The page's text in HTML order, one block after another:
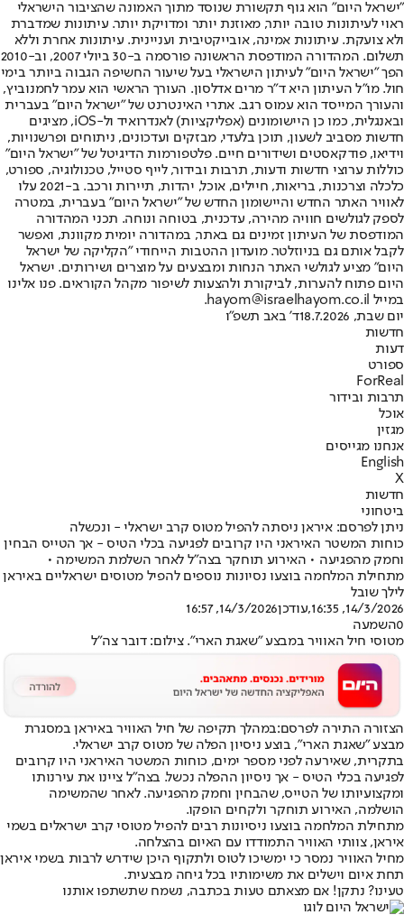
"ישראל היום" הוא גוף תקשורת שנוסד מתוך האמונה שהציבור הישראלי
ראוי לעיתונות טובה יותר, מאוזנת יותר ומדויקת יותר. עיתונות שמדברת
ולא צועקת. עיתונות אמינה, אובייקטיבית ועניינית. עיתונות אחרת וללא
תשלום. המהדורה המודפסת הראשונה פורסמה ב-30 ביולי 2007, וב-2010
הפך "ישראל היום" לעיתון הישראלי בעל שיעור החשיפה הגבוה ביותר בימי
חול. מו"ל העיתון היא ד"ר מרים אדלסון. העורך הראשי הוא עמר לחמנוביץ,
והעורך המייסד הוא עמוס רגב. אתרי האינטרנט של "ישראל היום" בעברית
ובאנגלית, כמו כן היישומונים (אפליקציות) לאנדרואיד ול-iOS, מציגים
חדשות מסביב לשעון, תוכן בלעדי, מבזקים ועדכונים, ניתוחים ופרשנויות,
וידיאו, פודקאסטים ושידורים חיים. פלטפורמות הדיגיטל של "ישראל היום"
כוללות ערוצי חדשות ודעות, תרבות ובידור, לייף סטייל, טכנולוגיה, ספורט,
כלכלה וצרכנות, בריאות, חיילים, אוכל, יהדות, תיירות ורכב. ב-2021 עלו
לאוויר האתר החדש והיישומון החדש של "ישראל היום" בעברית, במטרה
לספק לגולשים חוויה מהירה, עדכנית, בטוחה ונוחה. תכני המהדורה
המודפסת של העיתון זמינים גם באתר, במהדורה יומית מקוונת, ואפשר
לקבל אותם גם בניוזלטר. מועדון ההטבות הייחודי "הקליקה של ישראל
היום" מציע לגולשי האתר הנחות ומבצעים על מוצרים ושירותים. ישראל
היום פתוח להערות, לביקורת ולהצעות לשיפור מקהל הקוראים. פנו אלינו
במייל hayom@israelhayom.co.il.
יום שבת, 18.7.2026
ד' באב תשפ"ו
חדשות
דעות
ספורט
ForReal
תרבות ובידור
אוכל
מגזין
אנחנו מגייסים
English
X
חדשות
ביטחוני
ניתן לפרסם: איראן ניסתה להפיל מטוס קרב ישראלי - ונכשלה
כוחות המשטר האיראני היו קרובים לפגיעה בכלי הטיס - אך הטייס הבחין
וחמק מהפגיעה • האירוע תוחקר בצה"ל לאחר השלמת המשימה •
מתחילת המלחמה בוצעו נסיונות נוספים להפיל מטוסים ישראליים באיראן
לילך שובל
14/3/2026, 16:35
,עודכן14/3/2026, 16:57
0השמעה
מטוסי חיל האוויר במבצע "שאגת הארי". צילום: דובר צה"ל
הצזורה התירה לפרסם:במהלך תקיפה של חיל האוויר באיראן במסגרת
מבצע "שאגת הארי", בוצע ניסיון הפלה של מטוס קרב ישראלי.
בתקרית, שאירעה לפני מספר ימים, כוחות המשטר האיראני היו קרובים
לפגיעה בכלי הטיס - אך ניסיון ההפלה נכשל. בצה"ל ציינו את עירנותו
ומקצועיותו של הטייס, שהבחין וחמק מהפגיעה. לאחר שהמשימה
הושלמה, האירוע תוחקר ולקחים הופקו.
מתחילת המלחמה בוצעו ניסיונות רבים להפיל מטוסי קרב ישראלים בשמי
איראן, צוותי האוויר התמודדו עם האיום בהצלחה.
מחיל האוויר נמסר כי ימשיכו לטוס ולתקוף היכן שידרש לרבות בשמי איראן
תחת איום וישלים את משימותיו בכל גיחה מבצעית.
טעינו? נתקן! אם מצאתם טעות בכתבה, נשמח שתשתפו אותנו